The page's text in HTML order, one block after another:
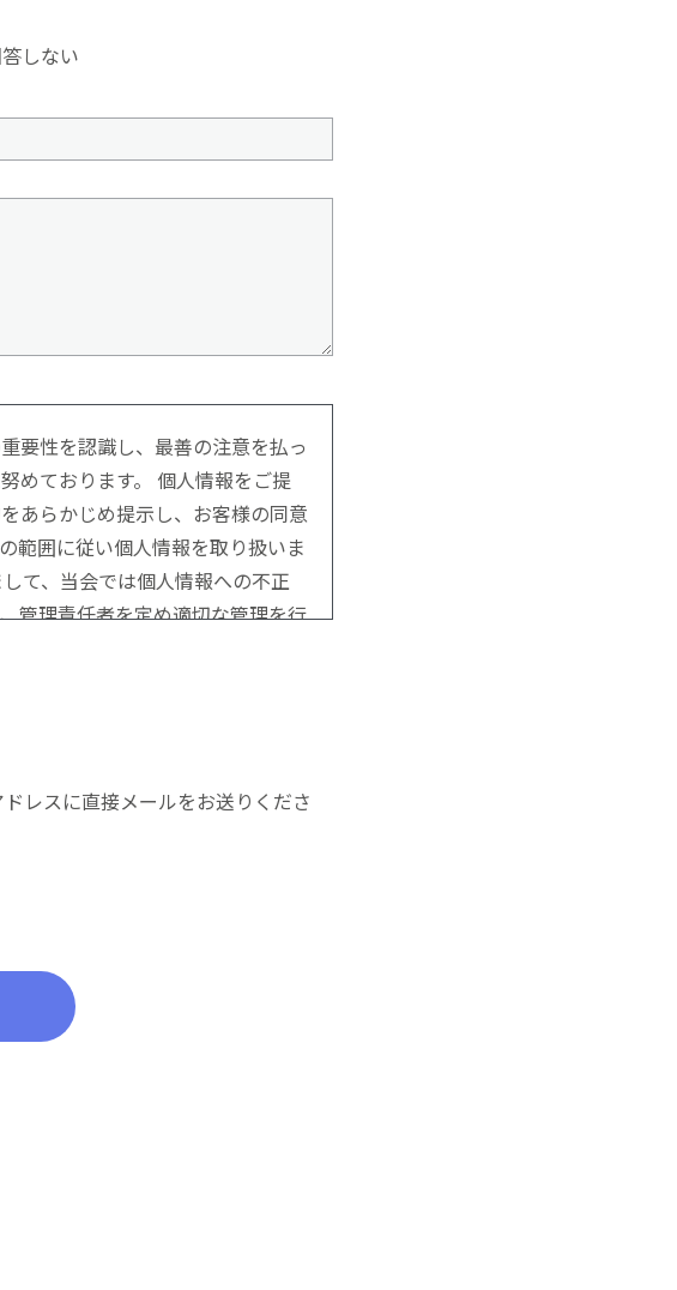
しない
要性を認識し、最善の注意を払っ
めております。 個人情報をご提
あらかじめ提示し、お客様の同意
範囲に従い個人情報を取り扱いま
て、当会では個人情報への不正
管理責任者を定め適切な管理を行
レスに直接メールをお送りくださ